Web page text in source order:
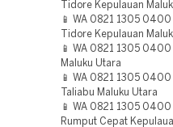
Tidore Kepulauan
📱 WA 0821 1305
Tidore Kepulauan
📱 WA 0821 1305
Maluku Utara
📱 WA 0821 1305
Taliabu Maluku Utara
📱 WA 0821 1305 0400
Rumput Cepat